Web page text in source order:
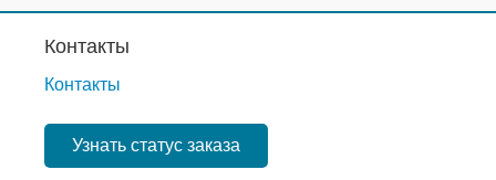
Контакты
Контакты
Узнать статус заказа